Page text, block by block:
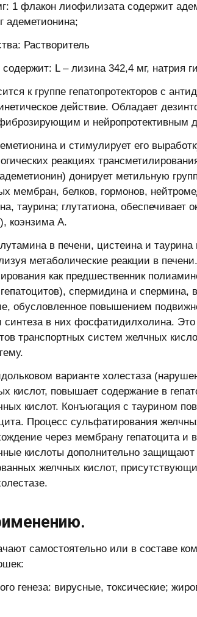
флакон лиофилизата содержит
адеметионина;
Растворитель
L – лизина 342,4 мг, натрия
к группе гепатопротекторов с
действие. Обладает
и нейропротективным
и стимулирует его
реакциях
донирует метильную
мембран, белков, гормонов,
таурина; глутатиона, обеспечивает
коэнзима А.
в печени, цистеина и
метаболические реакции в
как предшественник
спермидина и спермина,
обусловленное повышением
синтеза в них фосфатидилхолина.
транспортных систем желчных
варианте холестаза
кислот, повышает содержание в
кислот. Конъюгация с таурином
Процесс сульфатирования
через мембрану гепатоцита
кислоты дополнительно защищают
желчных кислот,
самостоятельно или в составе
генеза: вирусные, токсические;